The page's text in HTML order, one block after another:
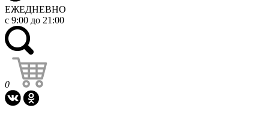
ЕЖЕДНЕВНО
с 9:00 до 21:00
0